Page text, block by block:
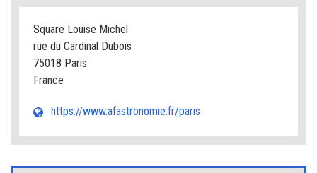
Square Louise Michel
rue du Cardinal Dubois
75018 Paris
France
https://www.afastronomie.fr/paris